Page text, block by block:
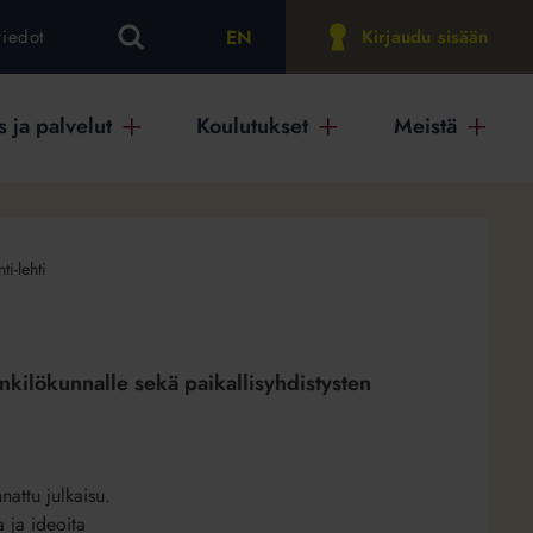
EN Kirjaudu sisään
ja palvelut Koulutukset Meistä
lehti
sekä paikallisyhdistysten
julkaisu.
ja ideoita